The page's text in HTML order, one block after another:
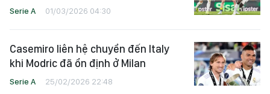
Serie A 01/03/2026 04:30
Casemiro liên hệ chuyển đến Italy
khi Modric đã ổn định ở Milan
Serie A 25/02/2026 22:48